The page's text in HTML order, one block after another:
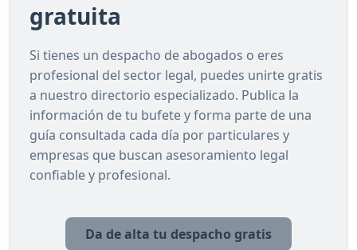
gratuita
Si tienes un despacho de abogados o eres
profesional del sector legal, puedes unirte gratis
a nuestro directorio especializado. Publica la
información de tu bufete y forma parte de una
guía consultada cada día por particulares y
empresas que buscan asesoramiento legal
confiable y profesional.
Da de alta tu despacho gratis